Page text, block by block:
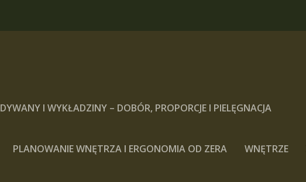
DYWANY I WYKŁADZINY – DOBÓR, PROPORCJE I PIELĘGNACJA
PLANOWANIE WNĘTRZA I ERGONOMIA OD ZERA WNĘTRZE